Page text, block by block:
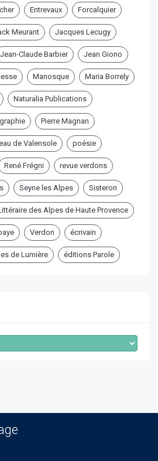
Entrevaux Forcalquier
Meurant Jacques Lecugy
Jean-Claude Barbier Jean Giono
Manosque Maria Borrely
Naturalia Publications
Pierre Magnan
de Valensole poésie
René Frégni revue verdons
Seyne les Alpes Sisteron
des Alpes de Haute Provence
Verdon écrivain
de Lumière éditions Parole